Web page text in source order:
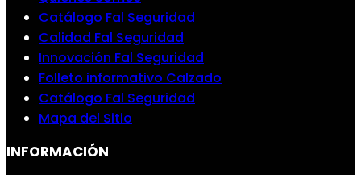
Catálogo Fal Seguridad
Calidad Fal Seguridad
Innovación Fal Seguridad
Folleto informativo Calzado
Catálogo Fal Seguridad
Mapa del Sitio
INFORMACIÓN